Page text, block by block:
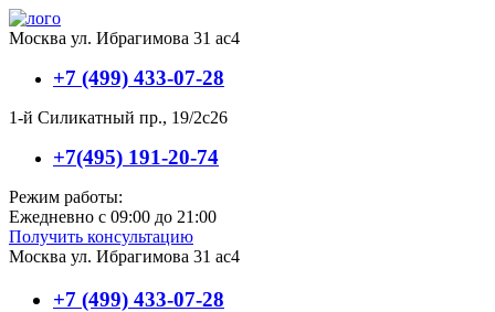
Москва ул. Ибрагимова 31 ас4
+7 (499) 433-07-28
1-й Силикатный пр., 19/2с26
+7(495) 191-20-74
Режим работы:
Ежедневно с 09:00 до 21:00
Получить консультацию
Москва ул. Ибрагимова 31 ас4
+7 (499) 433-07-28